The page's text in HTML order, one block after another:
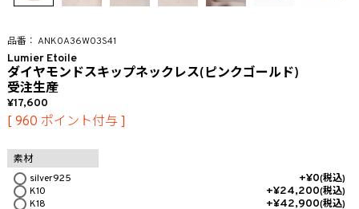
ANK0A36W03S41
Lumier Etoile
ダイヤモンドスキップネックレス(ピンクゴールド)
受注生産
17,600
[ 960 ポイント付与 ]
素材
silver925
+¥0 税込
K10
+¥24,200 税込
K18
+¥42,900 税込